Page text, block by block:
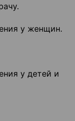
у женщин.
у детей и